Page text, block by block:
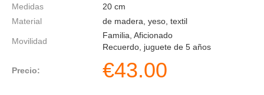
Medidas
20 cm
Material
de madera, yeso, textil
Movilidad
Familia, Aficionado
Recuerdo, juguete de 5 años
Precio: €43.00